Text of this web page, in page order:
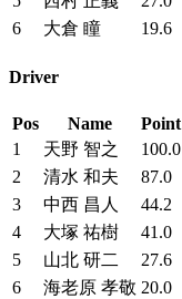
6
大倉 瞳 19.6
Driver
Pos Name
Point
1
天野 智之
100.0
2
清水 和夫
87.0
3
中西 昌人
44.2
4
大塚 祐樹
41.0
5
山北 研二
27.6
6
海老原 孝敬 20.0